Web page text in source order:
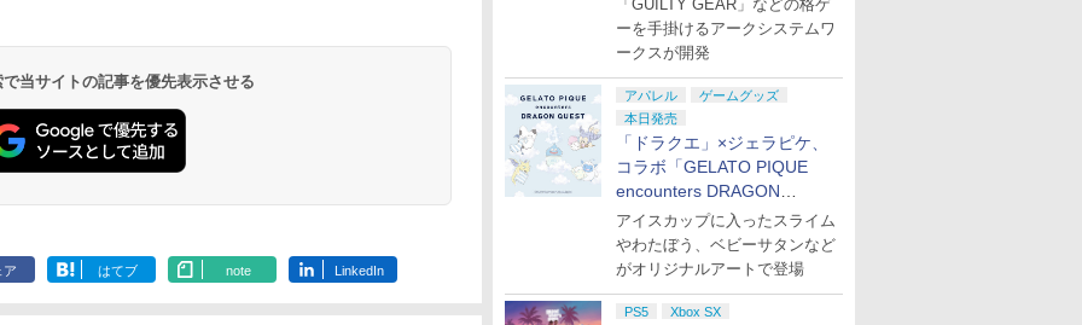
「GUILTY GEAR」などの格ゲ
ーを手掛けるアークシステムワ
ークスが開発
アパレル
ゲームグッズ
本日発売
「ドラクエ」×ジェラピケ、
コラボ「GELATO PIQUE
encounters DRAGON
QUEST」第2弾が本日発売
アイスカップに入ったスライム
やわたぼう、ベビーサタンなど
がオリジナルアートで登場
PS5 Xbox SX
当サイトの記事を優先表示させる
ア はてブ note LinkedIn